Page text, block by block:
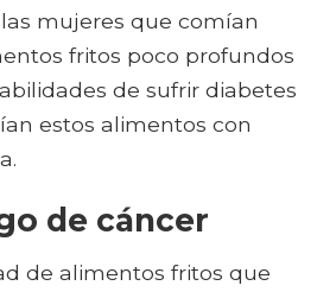
mujeres que comían
fritos poco profundos
de sufrir diabetes
estos alimentos con
de cáncer
de alimentos fritos que